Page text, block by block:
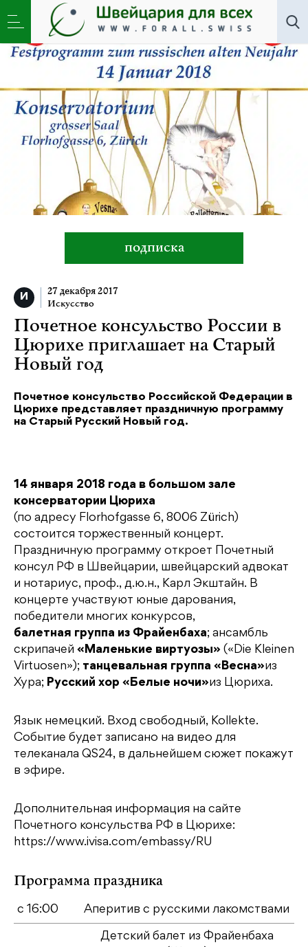
Искусство »Почетное консульство России в
Цюрихе приглашает на Старый Новый год
подписка
27 декабря 2017
Искусство
Почетное консульство России в
Цюрихе приглашает на Старый
Новый год
Почетное консульство Российской Федерации в
Цюрихе представляет праздничную программу
на Старый Русский Новый год.
14 января 2018 года в большом зале
консерватории Цюриха
(по адресу Florhofgasse 6, 8006 Zürich)
состоится торжественный концерт.
Праздничную программу откроет Почетный
консул РФ в Швейцарии, швейцарский адвокат
и нотариус, проф., д.ю.н., Карл Экштайн. В
концерте участвуют юные дарования,
победители многих конкурсов,
балетная группа из Фрайенбаха; ансамбль
скрипачей «Маленькие виртуозы» («Die Kleinen
Virtuosen»); танцевальная группа «Весна»из
Хура; Русский хор «Белые ночи»из Цюриха.
Язык немецкий. Вход свободный, Коllekte.
Событие будет записано на видео для
телеканала QS24, в дальнейшем сюжет покажут
в эфире.
Дополнительная информация на сайте
Почетного консульства РФ в Цюрихе:
https://www.ivisa.com/embassy/RU
Программа праздника
с 16:00 Аперитив с русскими лакомствами
Детский балет из Фрайенбаха